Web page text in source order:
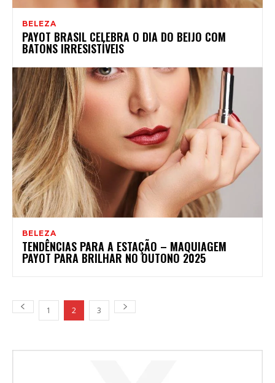
BELEZA
PAYOT BRASIL CELEBRA O DIA DO BEIJO COM
BATONS IRRESISTÍVEIS
BELEZA
TENDÊNCIAS PARA A ESTAÇÃO – MAQUIAGEM
PAYOT PARA BRILHAR NO OUTONO 2025
1 2 3